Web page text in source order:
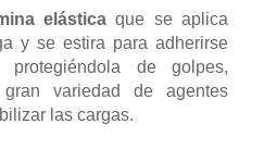
elásticaque se aplica
y se estira para adherirse
de golpes,
variedad de agentes
las cargas.